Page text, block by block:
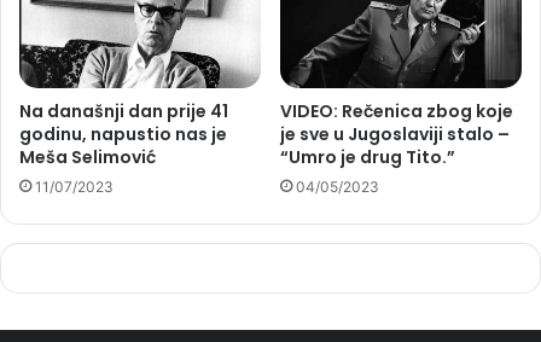
Na današnji dan prije 41
godinu, napustio nas je
Meša Selimović
11/07/2023
VIDEO: Rečenica zbog koje
je sve u Jugoslaviji stalo –
“Umro je drug Tito.”
04/05/2023